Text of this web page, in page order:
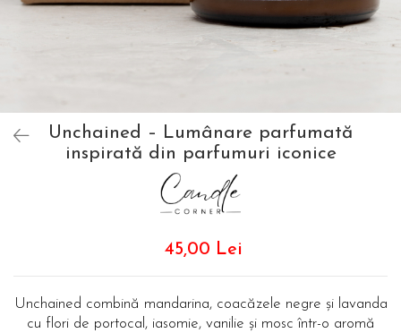
Unchained – Lumânare parfumată
inspirată din parfumuri iconice
45,00 Lei
Unchained combină mandarina, coacăzele negre și lavanda
cu flori de portocal, iasomie, vanilie și mosc într-o aromă